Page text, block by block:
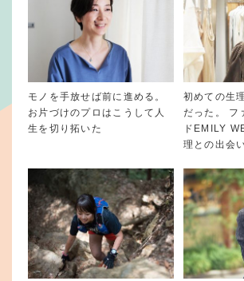
モノを手放せば前に進める。
お片づけのプロはこうして人
生を切り拓いた
初めての生
だった。 フ
ドEMILY
理との出会